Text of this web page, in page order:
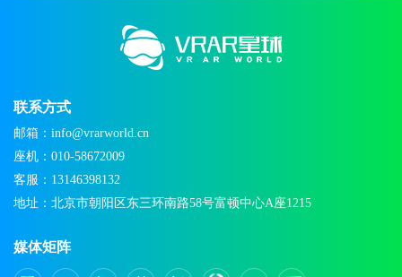
联系方式
邮箱：info@vrarworld.cn
座机：010-58672009
客服：13146398132
地址：北京市朝阳区东三环南路58号富顿中心A座1215
媒体矩阵